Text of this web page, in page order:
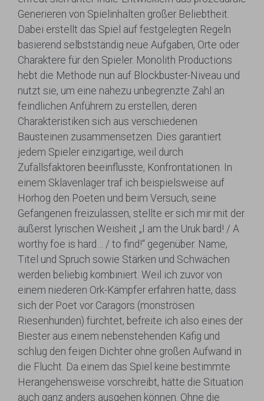
Generieren von Spielinhalten großer Beliebtheit.
Dabei erstellt das Spiel auf festgelegten Regeln
basierend selbstständig neue Aufgaben, Orte oder
Charaktere für den Spieler. Monolith Productions
hebt die Methode nun auf Blockbuster-Niveau und
nutzt sie, um eine nahezu unbegrenzte Zahl an
feindlichen Anführern zu erstellen, deren
Charakteristiken sich aus verschiedenen
Bausteinen zusammensetzen. Dies garantiert
jedem Spieler einzigartige, weil durch
Zufallsfaktoren beeinflusste, Konfrontationen. In
einem Sklavenlager traf ich beispielsweise auf
Horhog den Poeten und beim Versuch, seine
Gefangenen freizulassen, stellte er sich mir mit der
äußerst lyrischen Weisheit „I am the Uruk bard! / A
worthy foe is hard… / to find!“ gegenüber. Name,
Titel und Spruch sowie Stärken und Schwächen
werden beliebig kombiniert. Weil ich zuvor von
einem niederen Ork-Kämpfer erfahren hatte, dass
sich der Poet vor Caragors (monströsen
Riesenhunden) fürchtet, befreite ich also eines der
Biester aus einem nebenstehenden Käfig und
schlug den feigen Dichter ohne großen Aufwand in
die Flucht. Da einem das Spiel keine bestimmte
Herangehensweise vorschreibt, hätte die Situation
auch ganz anders ausgehen können. Ohne die